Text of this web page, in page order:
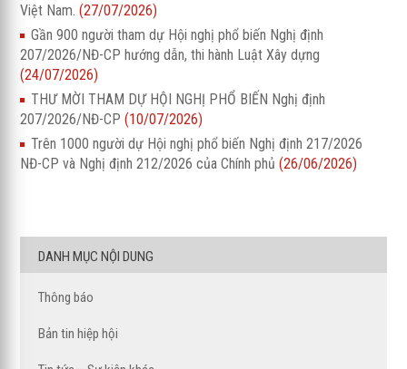
Việt Nam.(27/07/2026)
Gần 900 người tham dự Hội nghị phổ biến Nghị định
207/2026/NĐ-CP hướng dẫn, thi hành Luật Xây dựng
(24/07/2026)
THƯ MỜI THAM DỰ HỘI NGHỊ PHỔ BIẾN Nghị định
207/2026/NĐ-CP(10/07/2026)
Trên 1000 người dự Hội nghị phổ biến Nghị định 217/2026
NĐ-CP và Nghị định 212/2026 của Chính phủ(26/06/2026)
DANH MỤC NỘI DUNG
Thông báo
Bản tin hiệp hội